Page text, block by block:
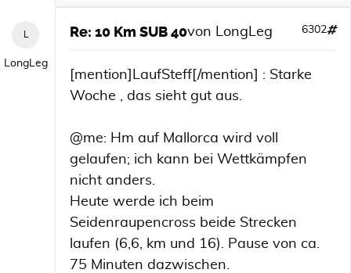
LongLeg
Re: 10 Km SUB 40 6302
von LongLeg
[mention]LaufSteff[/mention] : Starke
Woche , das sieht gut aus.
@me: Hm auf Mallorca wird voll
gelaufen; ich kann bei Wettkämpfen
nicht anders.
Heute werde ich beim
Seidenraupencross beide Strecken
laufen (6,6, km und 16). Pause von ca.
75 Minuten dazwischen.